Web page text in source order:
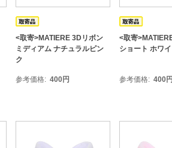
<取寄>MATIERE 3Dリボン
ミディアム ナチュラルピン
ク
参考価格 400円
<取寄
ショート ホワイ
参考価格 400円